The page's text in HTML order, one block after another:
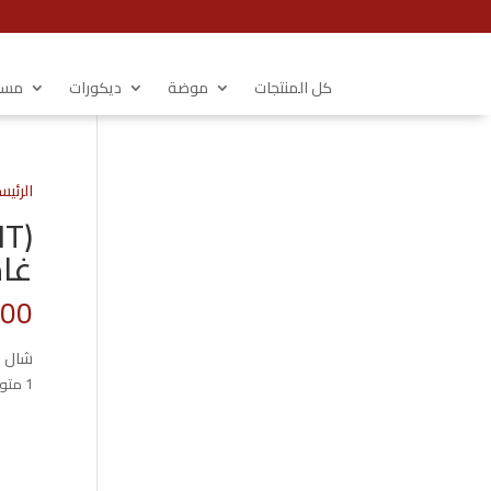
كل المنتجات موضة ديكورات
شال
1 متوفر في المخزون